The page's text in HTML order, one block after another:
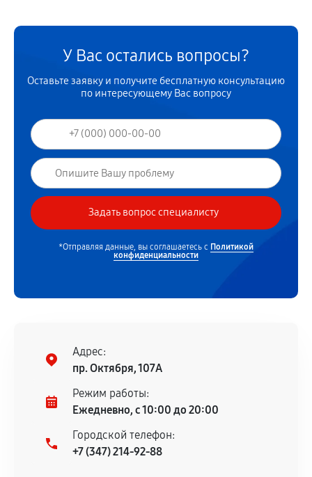
У Вас остались вопросы?
Оставьте заявку и получите бесплатную консультацию
по интересующему Вас вопросу
*Отправляя данные, вы соглашаетесь с Политикой
конфиденциальности
Адрес:
пр. Октября, 107А
Режим работы:
Ежедневно, с 10:00 до 20:00
Городской телефон:
+7 (347) 214-92-88